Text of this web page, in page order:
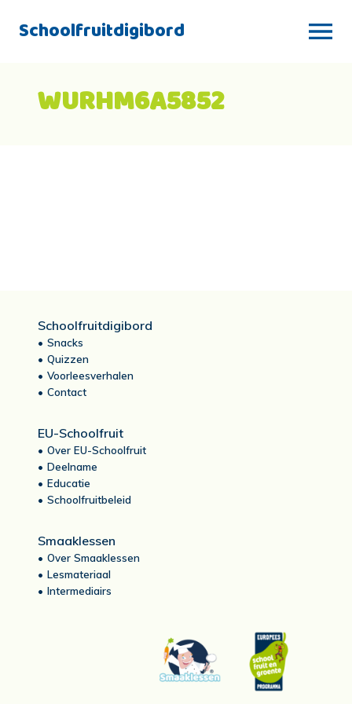
Schoolfruitdigibord
WURHM6A5852
Schoolfruitdigibord
Snacks
Quizzen
Voorleesverhalen
Contact
EU-Schoolfruit
Over EU-Schoolfruit
Deelname
Educatie
Schoolfruitbeleid
Smaaklessen
Over Smaaklessen
Lesmateriaal
Intermediairs